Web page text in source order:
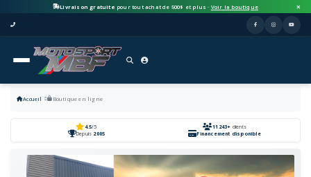
Livraison gratuite pour tout achat de 500$ et plus · Voir la boutique
Accueil Boutique en ligne
4.5/5 11243+ clients
Depuis 2005 Financement disponible